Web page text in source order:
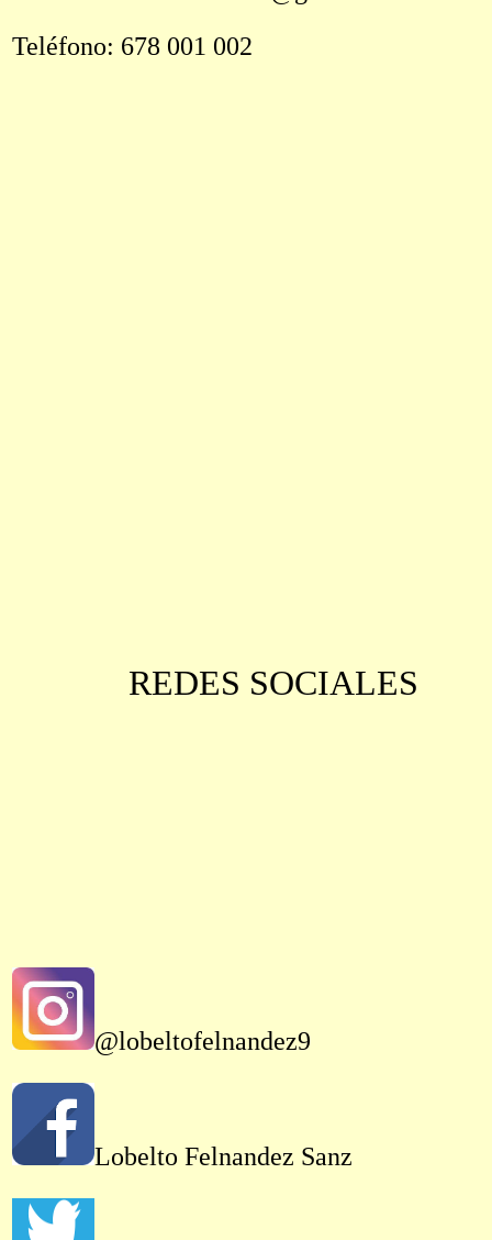
Teléfono: 678 001 002
REDES SOCIALES
@lobeltofelnandez9
Lobelto Felnandez Sanz